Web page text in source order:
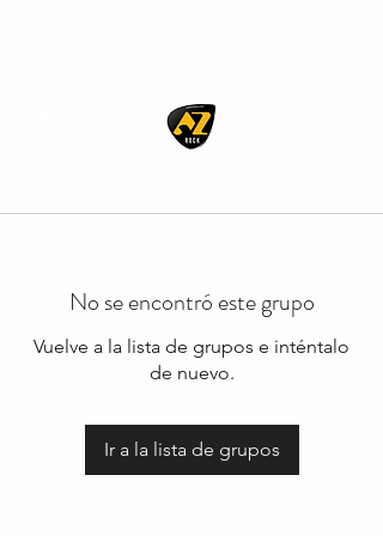
No se encontró este grupo
Vuelve a la lista de grupos e inténtalo
de nuevo.
Ir a la lista de grupos